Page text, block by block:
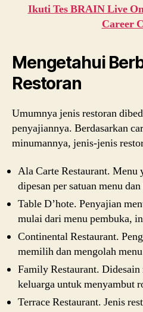
Ikuti Tes BRAIN Live
Career
Mengetahui
Restoran
Umumnya jenis restoran
penyajiannya. Berdasarkan
minumannya, jenis-jenis
Ala Carte Restaurant. Menu
dipesan per satuan menu
Table D’hote. Penyajian
mulai dari menu pembuka,
Continental Restaurant.
memilih dan mengolah
Family Restaurant. Didesain
keluarga untuk menyambut
Terrace Restaurant. Jenis